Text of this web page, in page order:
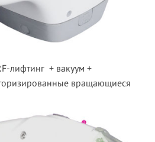
лифтинг + вакуум +
вращающиеся